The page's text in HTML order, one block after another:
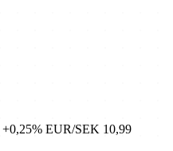
+0,25% EUR/SEK 10,99